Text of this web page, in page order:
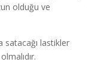
olduğu ve
satacağı lastikler